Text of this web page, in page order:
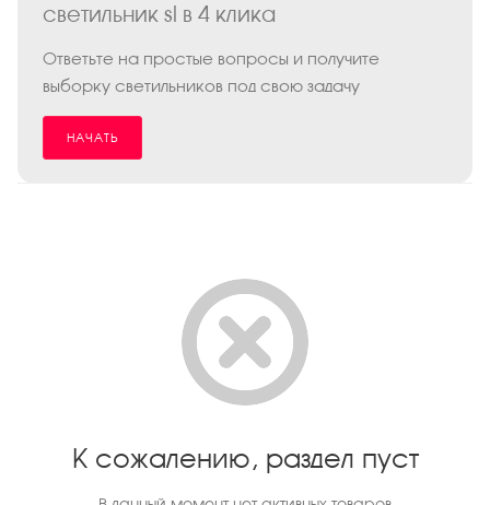
светильник sl в 4 клика
Ответьте на простые вопросы и получите
выборку светильников под свою задачу
НАЧАТЬ
К сожалению, раздел пуст